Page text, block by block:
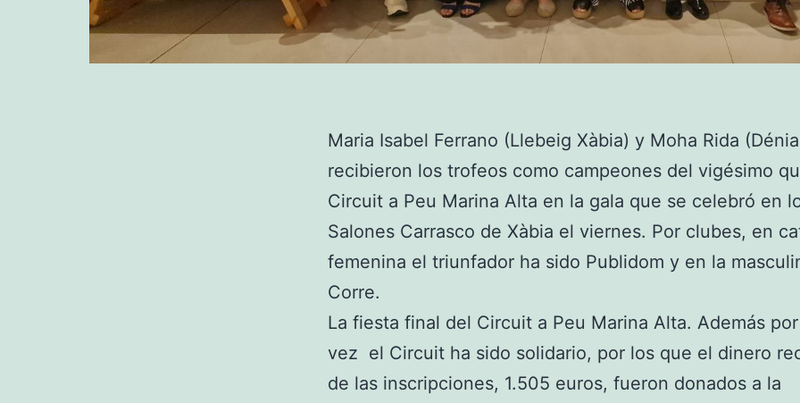
Maria Isabel Ferrano (Llebeig Xàbia) y Moha Rida
recibieron los trofeos como campeones del vigésimo
Circuit a Peu Marina Alta en la gala que se celebró en
Salones Carrasco de Xàbia el viernes. Por clubes, en
femenina el triunfador ha sido Publidom y en la
Corre.
La fiesta final del Circuit a Peu Marina Alta. Además
vez el Circuit ha sido solidario, por los que el dinero
de las inscripciones, 1.505 euros, fueron donados a la